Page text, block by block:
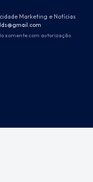
Marketing e Notícias
somente com autorização